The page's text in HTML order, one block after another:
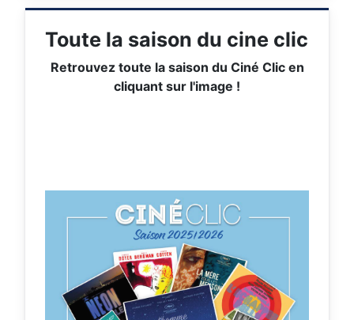
Toute la saison du cine clic
Retrouvez toute la saison du Ciné Clic en
cliquant sur l'image !